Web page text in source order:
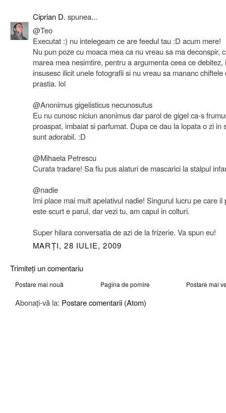
Ciprian D. spunea...
@Teo
Executat :) nu intelegeam ce are feedul tau :D acum mere!
Nu pun poze cu moaca mea ca nu vreau sa ma deconspir,
marea mea nesimtire, pentru a argumenta ceea ce debitez,
insusesc ilicit unele fotografii si nu vreau sa mananc chiftele
prastia. lol
@Anonimus gigelisticus necunosutus
Eu nu cunosc niciun anonimus dar parol de gigel ca-s
proaspat, imbaiat si parfumat. Dupa ce dau la lopata o zi in
sunt adorabil. :D
@Mihaela Petrescu
Curata tradare! Sa fiu pus alaturi de mascarici la stalpul
@nadie
Imi place mai mult apelativul nadie! Singurul lucru pe care il
este scurt e parul, dar vezi tu, am capul in colturi.
Super hilara conversatia de azi de la frizerie. Va spun eu!
MARȚI, 28 IULIE, 2009
Trimiteți un comentariu
Postare mai nouă Postare mai
Pagina de pornire
Abonați-vă la: Postare comentarii (Atom)